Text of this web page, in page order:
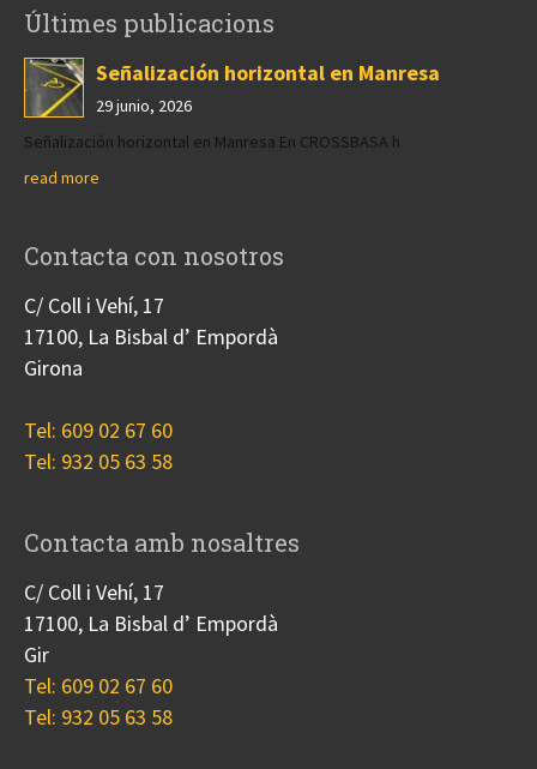
Últimes publicacions
Señalización horizontal en Manresa
29 junio, 2026
Señalización horizontal en Manresa En CROSSBASA h
read more
Contacta con nosotros
C/ Coll i Vehí, 17
17100, La Bisbal d’ Empordà
Girona
Tel: 609 02 67 60
Tel: 932 05 63 58
Contacta amb nosaltres
C/ Coll i Vehí, 17
17100, La Bisbal d’ Empordà
Gir
Tel: 609 02 67 60
Tel: 932 05 63 58